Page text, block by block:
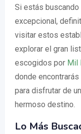
Si estás buscando
excepcional,
visitar estos
explorar el gran
escogidos por Mil
donde
para disfrutar de
hermoso destino.
Lo Más